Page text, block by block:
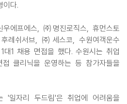
이다.
에프에스, ㈜명진로직스, 휴먼스토
레쉬서브, ㈜세스코, 수원여객운수
1 채용 면접을 했다. 수원시는 취업
접 클리닉을 운영하는 등 참가자들을
'일자리 두드림'은 취업에 어려움을